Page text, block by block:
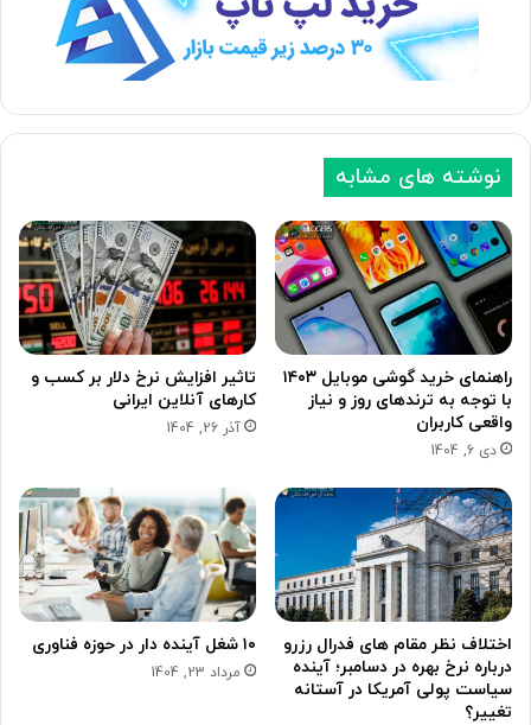
نوشته های مشابه
راهنمای خرید گوشی موبایل ۱۴۰۳
با توجه به ترندهای روز و نیاز
واقعی کاربران
دی 6, 1404
تاثیر افزایش نرخ دلار بر کسب و
کارهای آنلاین ایرانی
آذر 26, 1404
اختلاف نظر مقام های فدرال رزرو
درباره نرخ بهره در دسامبر؛ آینده
سیاست پولی آمریکا در آستانه
تغییر؟
۱۰ شغل آینده دار در حوزه فناوری
مرداد 23, 1404